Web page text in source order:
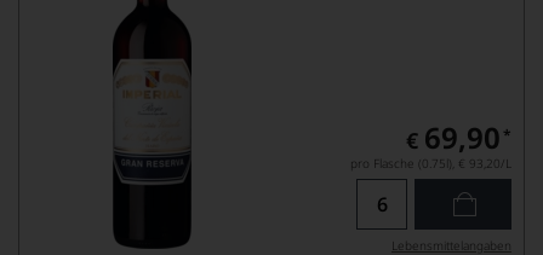
€ 69,90 *
pro Flasche (0.75l), € 93,20/L
Lebensmittel­angaben